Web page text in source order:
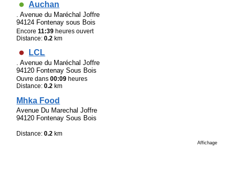
Auchan
. Avenue du Maréchal Joffre
94124 Fontenay sous Bois
Encore11:39 heures ouvert
Distance:0.2 km
LCL
. Avenue du Maréchal Joffre
94120 Fontenay Sous Bois
Ouvre dans00:09 heures
Distance:0.2 km
Mhka Food
Avenue Du Marechal Joffre
94120 Fontenay Sous Bois
Distance:0.2 km
Affichage